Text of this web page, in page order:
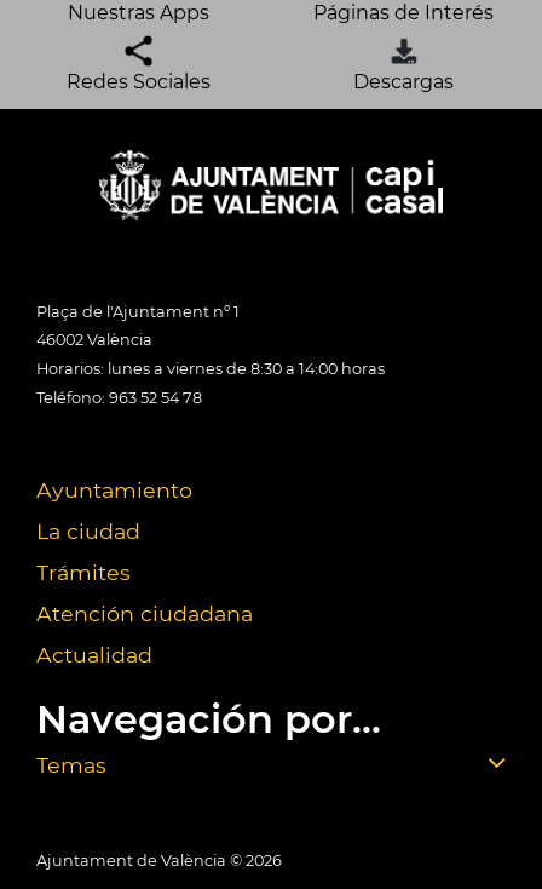
Nuestras Apps Páginas de Interés
Redes Sociales Descargas
Plaça de l'Ajuntament nº 1
46002 València
Horarios: lunes a viernes de 8:30 a 14:00 horas
Teléfono: 963 52 54 78
Ayuntamiento
La ciudad
Trámites
Atención ciudadana
Actualidad
Navegación por...
Temas
Ajuntament de València © 2026